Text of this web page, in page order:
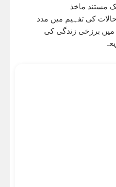
مستند ماخذ
کی تفہیم میں مدد
برزخی زندگی کی